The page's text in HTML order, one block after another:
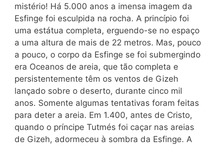
mistério! Há 5.000 anos a imensa imagem da
Esfinge foi esculpida na rocha. A princípio foi
uma estátua completa, erguendo-se no espaço
a uma altura de mais de 22 metros. Mas, pouco
a pouco, o corpo da Esfinge se foi submergindo
era Oceanos de areia, que tão completa e
persistentemente têm os ventos de Gizeh
lançado sobre o deserto, durante cinco mil
anos. Somente algumas tentativas foram feitas
para deter a areia. Em 1.400, antes de Cristo,
quando o príncipe Tutmés foi caçar nas areias
de Gizeh, adormeceu à sombra da Esfinge. A